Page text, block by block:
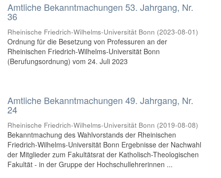
Amtliche Bekanntmachungen 53. Jahrgang, Nr.
36
Rheinische Friedrich-Wilhelms-Universität Bonn (2023-08-01)
Ordnung für die Besetzung von Professuren an der
Rheinischen Friedrich-Wilhelms-Universität Bonn
(Berufungsordnung) vom 24. Juli 2023
Amtliche Bekanntmachungen 49. Jahrgang, Nr.
24
Rheinische Friedrich-Wilhelms-Universität Bonn (2019-08-08)
Bekanntmachung des Wahlvorstands der Rheinischen
Friedrich-Wilhelms-Universität Bonn Ergebnisse der Nachwahl
der Mitglieder zum Fakultätsrat der Katholisch-Theologischen
Fakultät - in der Gruppe der Hochschullehrerinnen ...